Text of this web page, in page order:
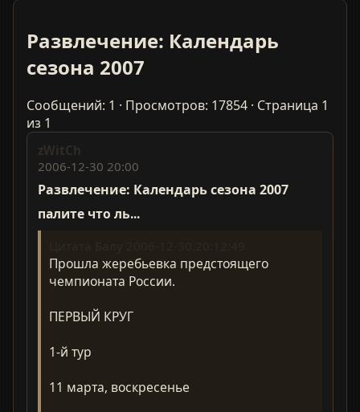
Развлечение: Календарь
сезона 2007
Сообщений: 1 · Просмотров: 17854 · Страница 1
из 1
zWitCh
2006-12-30 20:00
Развлечение: Календарь сезона 2007
палите что ль...
Прошла жеребьевка предстоящего
чемпионата России.
ПЕРВЫЙ КРУГ
1-й тур
11 марта, воскресенье